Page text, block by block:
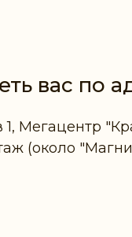
вас по
1, Мегацентр
(около